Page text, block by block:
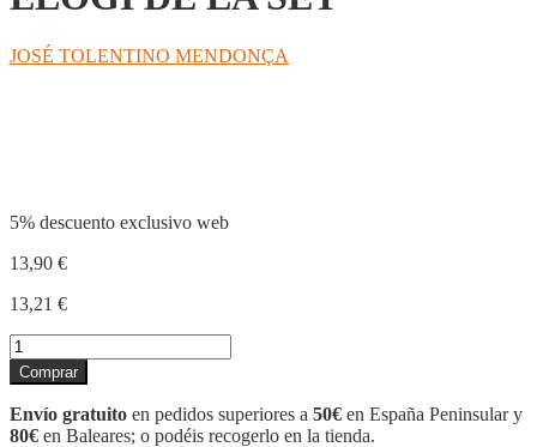
JOSÉ TOLENTINO MENDONÇA
5% descuento exclusivo web
13,90 €
13,21 €
ELOGI
DE
LA
SET
cantidad
Comprar
Envío gratuito en pedidos superiores a 50€ en España Peninsular y
80€ en Baleares; o podéis recogerlo en la tienda.